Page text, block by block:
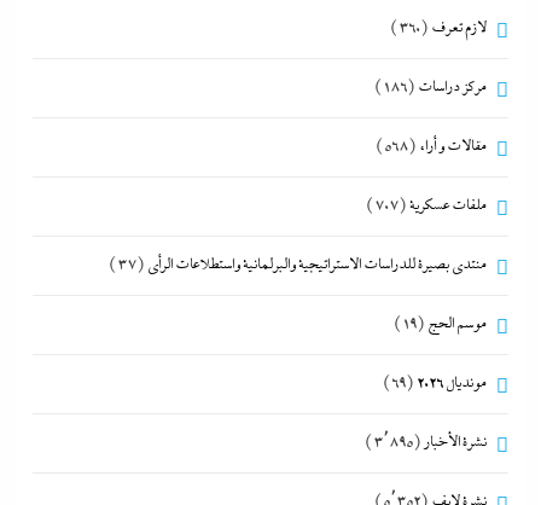
لازم تعرف (360)
مركز دراسات (186)
مقالات و أراء (568)
ملفات عسكرية(707)
منتدى بصيرة للدراسات الاستراتيجية والبرلمانية واستطلاعات الرأى (37)
موسم الحج (19)
مونديال 2026 (69)
نشرة الأخبار (3٬895)